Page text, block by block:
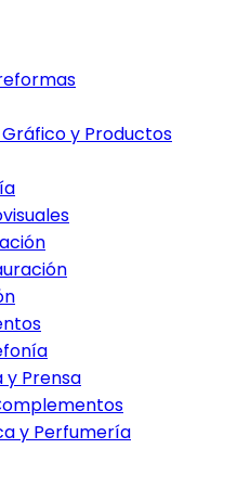
y Productos
y Prensa
y Perfumería